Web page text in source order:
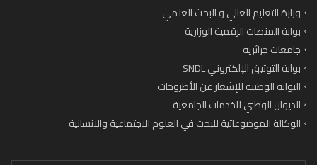
وزارة التعليم العالي و البحث العلمي
بوابة المنصات الرقمية الوزارية
جامعات جزائرية
بوابة التوثيق الإلكتروني SNDL
البوابة الوطنية للإشعار عن الأطروحات
الديوان الوطني للخدمات الجامعية
الوكالة الموضوعاتية للبحث في العلوم الاجتماعية والانسانية